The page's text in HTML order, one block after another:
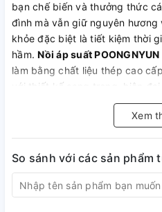
bạn chế biến và thưởng thức
đình mà vẫn giữ nguyên
khỏe đặc biệt là tiết kiệm thời
hầm.Nồi áp suất POONGNYUN
làm bằng chất liệu thép cao
với thiết kế sang trọng, hiện
trong mọi không gian nhà bếp.
ĐẶC ĐIỂM NỔI
Thiết kế theo phong cách Châu
sang trọng, hiện đại và tinh tế
sử dụng.
Xem
So sánh với các sản phẩm